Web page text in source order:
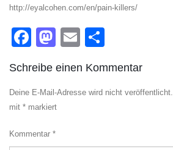
http://eyalcohen.com/en/pain-killers/
Facebook
Mastodon
Email
Schreibe einen Kommentar
Deine E-Mail-Adresse wird nicht veröffentlicht.
mit * markiert
Kommentar *